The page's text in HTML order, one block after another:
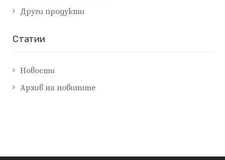
Други продукти
Cтатии
Новости
Архив на новините